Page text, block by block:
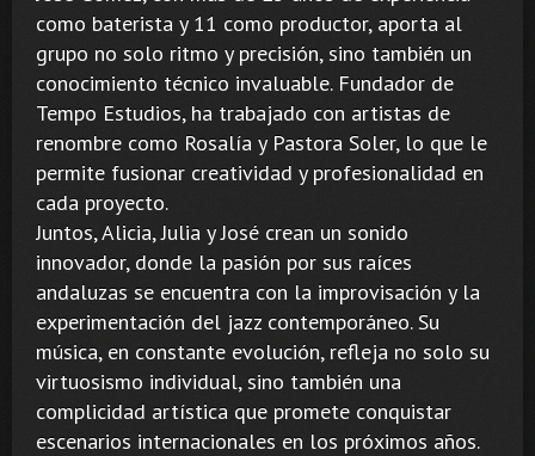
como baterista y 11 como productor, aporta al
grupo no solo ritmo y precisión, sino también un
conocimiento técnico invaluable. Fundador de
Tempo Estudios, ha trabajado con artistas de
renombre como Rosalía y Pastora Soler, lo que le
permite fusionar creatividad y profesionalidad en
cada proyecto.
Juntos, Alicia, Julia y José crean un sonido
innovador, donde la pasión por sus raíces
andaluzas se encuentra con la improvisación y la
experimentación del jazz contemporáneo. Su
música, en constante evolución, refleja no solo su
virtuosismo individual, sino también una
complicidad artística que promete conquistar
escenarios internacionales en los próximos años.